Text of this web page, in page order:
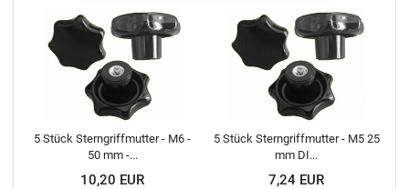
5 Stück Sterngriffmutter - M6 -
50 mm -...
10,20 EUR
5 Stück Sterngriffmutter - M5 25
mm DI...
7,24 EUR